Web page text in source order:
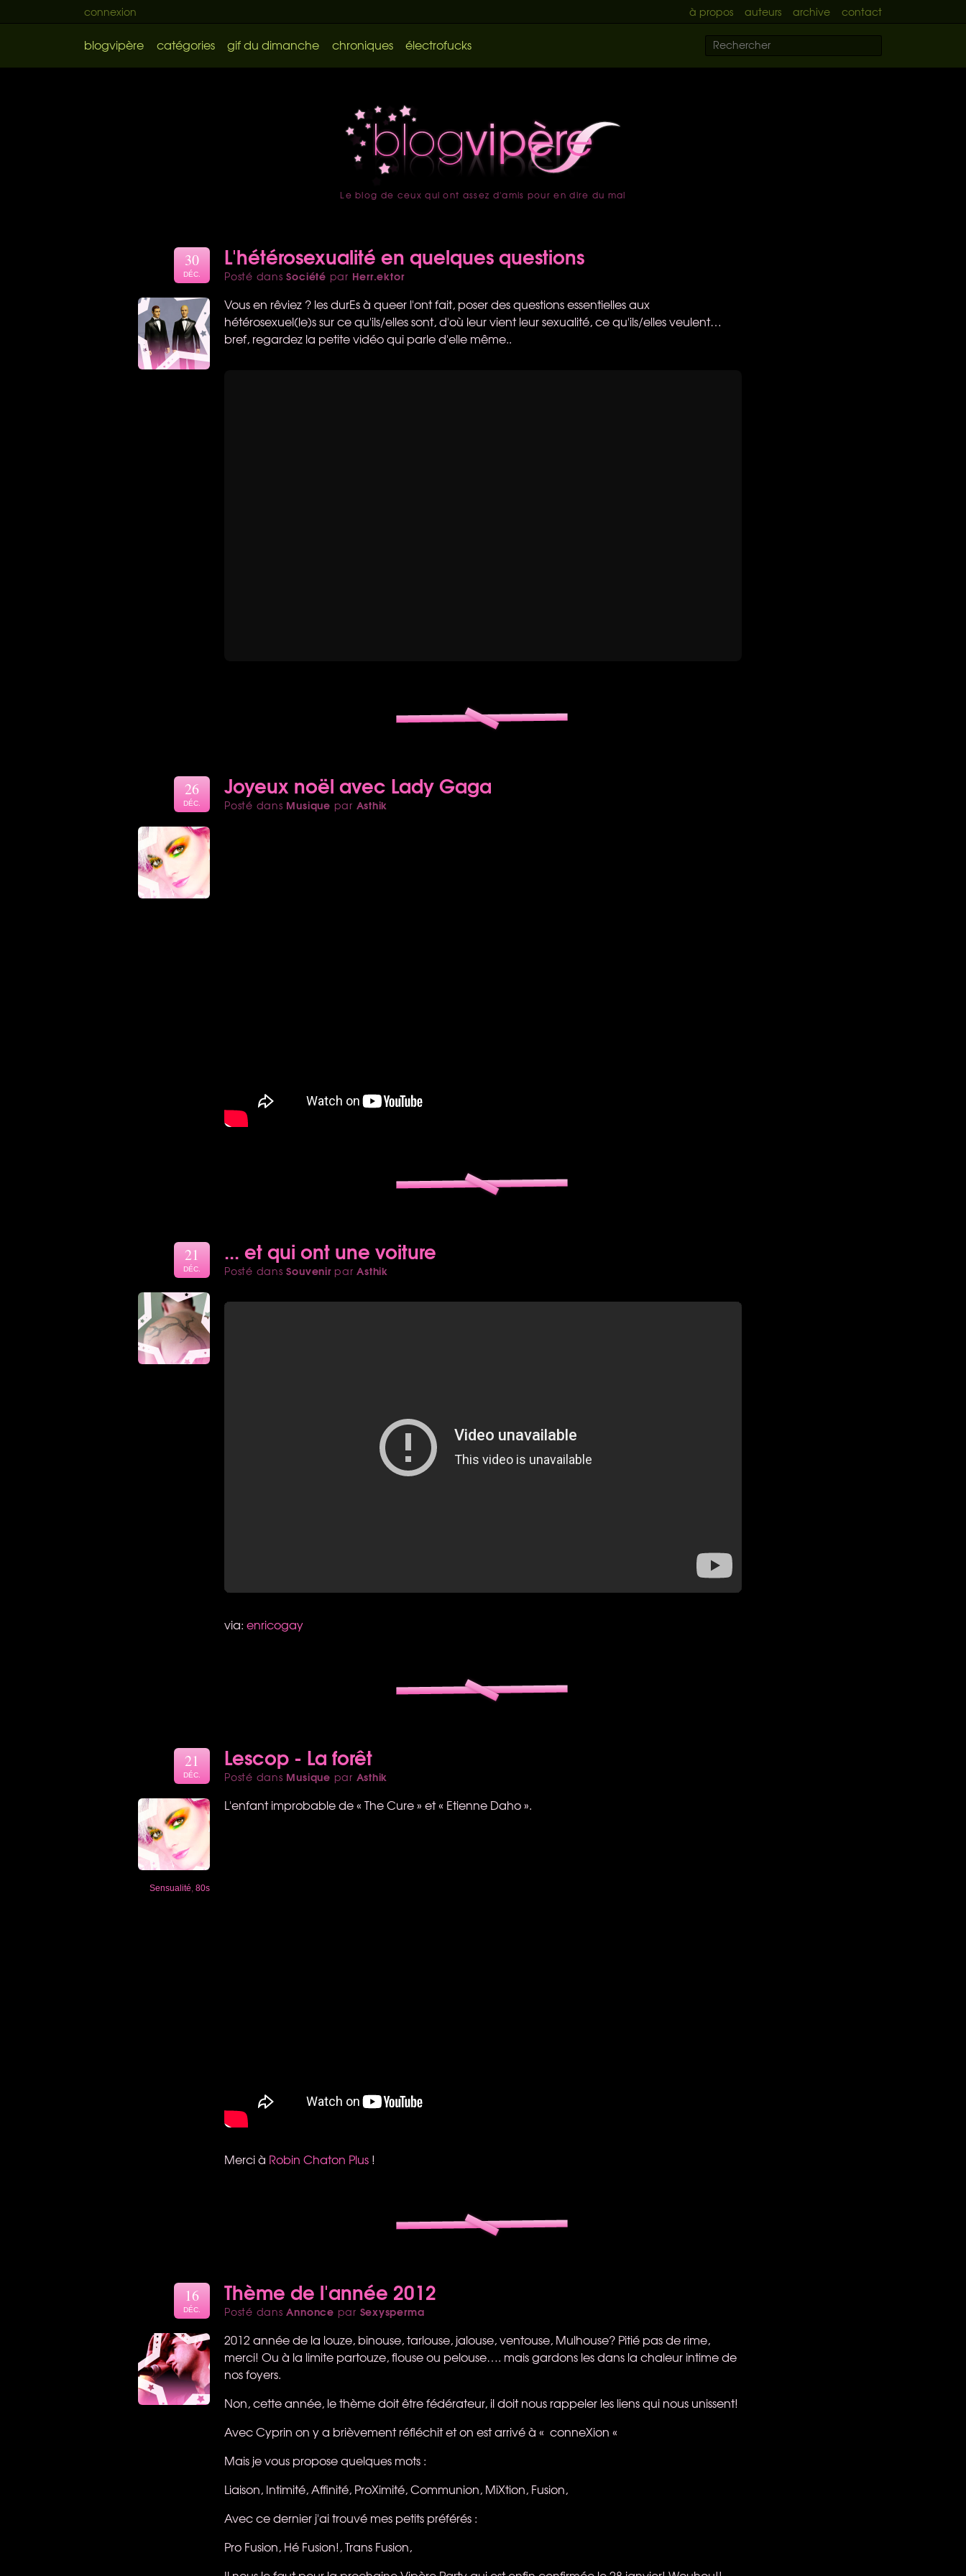
connexion à propos auteurs archive contact
blogvipère catégories gif du dimanche chroniques électrofucks
accueil
Le blog de ceux qui ont assez d'amis pour en dire du mal
L'hétérosexualité en quelques questions
Posté dansSociété par Herr.ektor
30
DÉC.
Vous en rêviez ? les durEs à queer l'ont fait, poser des questions essentielles aux
hétérosexuel(le)s sur ce qu'ils/elles sont, d'où leur vient leur sexualité, ce qu'ils/elles veulent…
bref, regardez la petite vidéo qui parle d'elle même..
Joyeux noël avec Lady Gaga
Posté dans Musique par Asthik
26
DÉC.
... et qui ont une voiture
Posté dansSouvenirparAsthik
21
DÉC.
via: enricogay
Lescop - La forêt
Posté dans Musique par Asthik
21
DÉC.
Sensualité 80s
L'enfant improbable de « The Cure » et « Etienne Daho ».
Merci à Robin Chaton Plus !
Thème de l'année 2012
Posté dansAnnonce par Sexysperma
16
DÉC.
2012 année de la louze, binouse, tarlouse, jalouse, ventouse, Mulhouse? Pitié pas de rime,
merci! Ou à la limite partouze, flouse ou pelouse…. mais gardons les dans la chaleur intime de
nos foyers.
Non, cette année, le thème doit être fédérateur, il doit nous rappeler les liens qui nous unissent!
Avec Cyprin on y a brièvement réfléchit et on est arrivé à « conneXion «
Mais je vous propose quelques mots :
Liaison, Intimité, Affinité, ProXimité, Communion, MiXtion, Fusion,
Avec ce dernier j'ai trouvé mes petits préférés :
Pro Fusion, Hé Fusion!, Trans Fusion,